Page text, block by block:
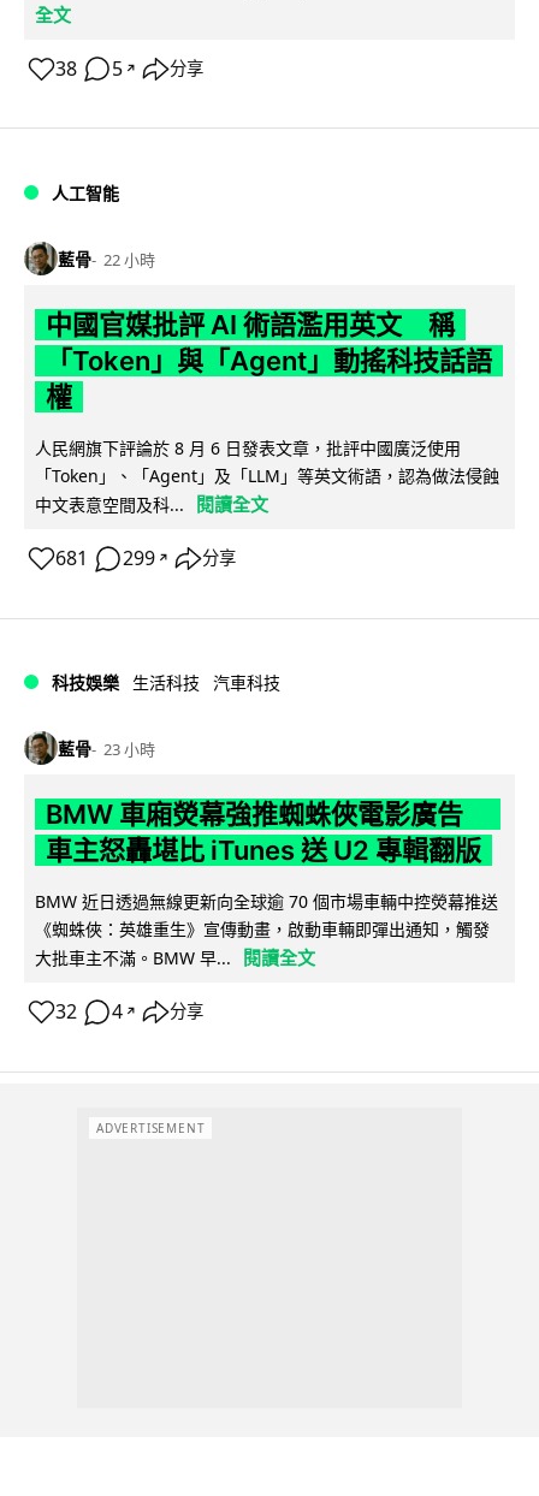
全文
38 5 ↗ 分享
人工智能
藍骨 22 小時
中國官媒批評 AI 術語濫用英文 稱
「Token」與「Agent」動搖科技話語
權
人民網旗下評論於 8 月 6 日發表文章，批評中國廣泛使用
「Token」、「Agent」及「LLM」等英文術語，認為做法侵蝕
中文表意空間及科...
閱讀全文
681 299 ↗ 分享
科技娛樂 生活科技 汽車科技
藍骨 23 小時
BMW 車廂熒幕強推蜘蛛俠電影廣告
車主怒轟堪比 iTunes 送 U2 專輯翻版
BMW 近日透過無線更新向全球逾 70 個市場車輛中控熒幕推送
《蜘蛛俠：英雄重生》宣傳動畫，啟動車輛即彈出通知，觸發
大批車主不滿。BMW 早...
閱讀全文
32 4 ↗ 分享
ADVERTISEMENT